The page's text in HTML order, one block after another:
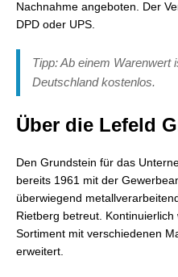
Nachnahme angeboten. Der
DPD oder UPS.
Tipp: Ab einem Warenwert
Deutschland kostenlos.
Über die Lefeld
Den Grundstein für das
bereits 1961 mit der
überwiegend
Rietberg betreut.
Sortiment mit verschiedenen
erweitert.